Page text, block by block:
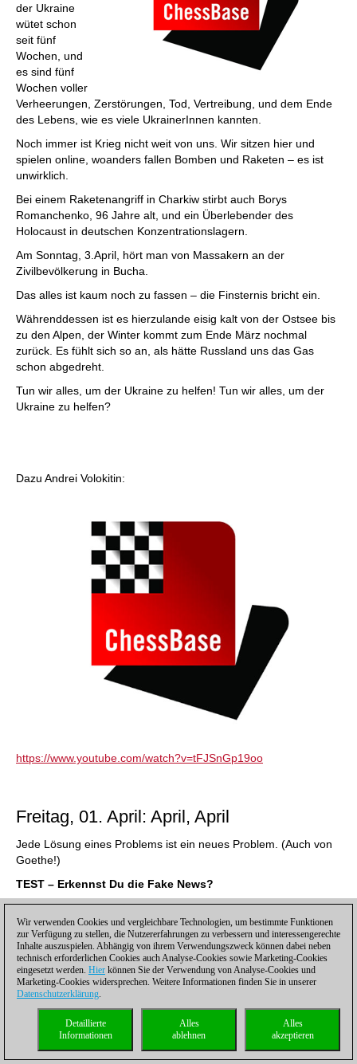
der Ukraine
wütet schon
seit fünf
Wochen, und
es sind fünf
Wochen voller
Verheerungen, Zerstörungen, Tod, Vertreibung, und dem Ende
des Lebens, wie es viele UkrainerInnen kannten.
Noch immer ist Krieg nicht weit von uns. Wir sitzen hier und
spielen online, woanders fallen Bomben und Raketen – es ist
unwirklich.
Bei einem Raketenangriff in Charkiw stirbt auch Borys
Romanchenko, 96 Jahre alt, und ein Überlebender des
Holocaust in deutschen Konzentrationslagern.
Am Sonntag, 3.April, hört man von Massakern an der
Zivilbevölkerung in Bucha.
Das alles ist kaum noch zu fassen – die Finsternis bricht ein.
Währenddessen ist es hierzulande eisig kalt von der Ostsee bis
zu den Alpen, der Winter kommt zum Ende März nochmal
zurück. Es fühlt sich so an, als hätte Russland uns das Gas
schon abgedreht.
Tun wir alles, um der Ukraine zu helfen! Tun wir alles, um der
Ukraine zu helfen?
Dazu Andrei Volokitin:
https://www.youtube.com/watch?v=tFJSnGp19oo
Freitag, 01. April: April, April
Jede Lösung eines Problems ist ein neues Problem. (Auch von
Goethe!)
TEST – Erkennst Du die Fake News?
A.Magnus Carlsenwurde bei der Geburt vertauscht, er ist in
Wirklichkeit ein Skispringer aus dem westfälischen Bünde.
B.Meine ELOwird seit Längerem schon mit einem
Zahlendreher angezeigt, statt 2080 müsste es eigentlich 2800
heißen. Die FIDE braucht leider nur länger, um das zu
korrigieren. Verschwörung!
ist eine Verschwörung von Schiedsrichtern, die
sonntags nicht mehr so früh aufstehen möchten.
Wir verwenden Cookies und vergleichbare Technologien, um bestimmte Funktionen
zur Verfügung zu stellen, die Nutzererfahrungen zu verbessern und interessengerechte
Inhalte auszuspielen. Abhängig von ihrem Verwendungszweck können dabei neben
technisch erforderlichen Cookies auch Analyse-Cookies sowie Marketing-Cookies
eingesetzt werden. Hier können Sie der Verwendung von Analyse-Cookies und
Marketing-Cookies widersprechen. Weitere Informationen finden Sie in unserer
Datenschutzerklärung.
Alles
akzeptieren
Alles
ablehnen
Detaillierte
Informationen